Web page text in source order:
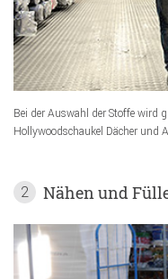
Bei der Auswahl der Stoffe wird
Hollywoodschaukel Dächer und
2 Nähen und